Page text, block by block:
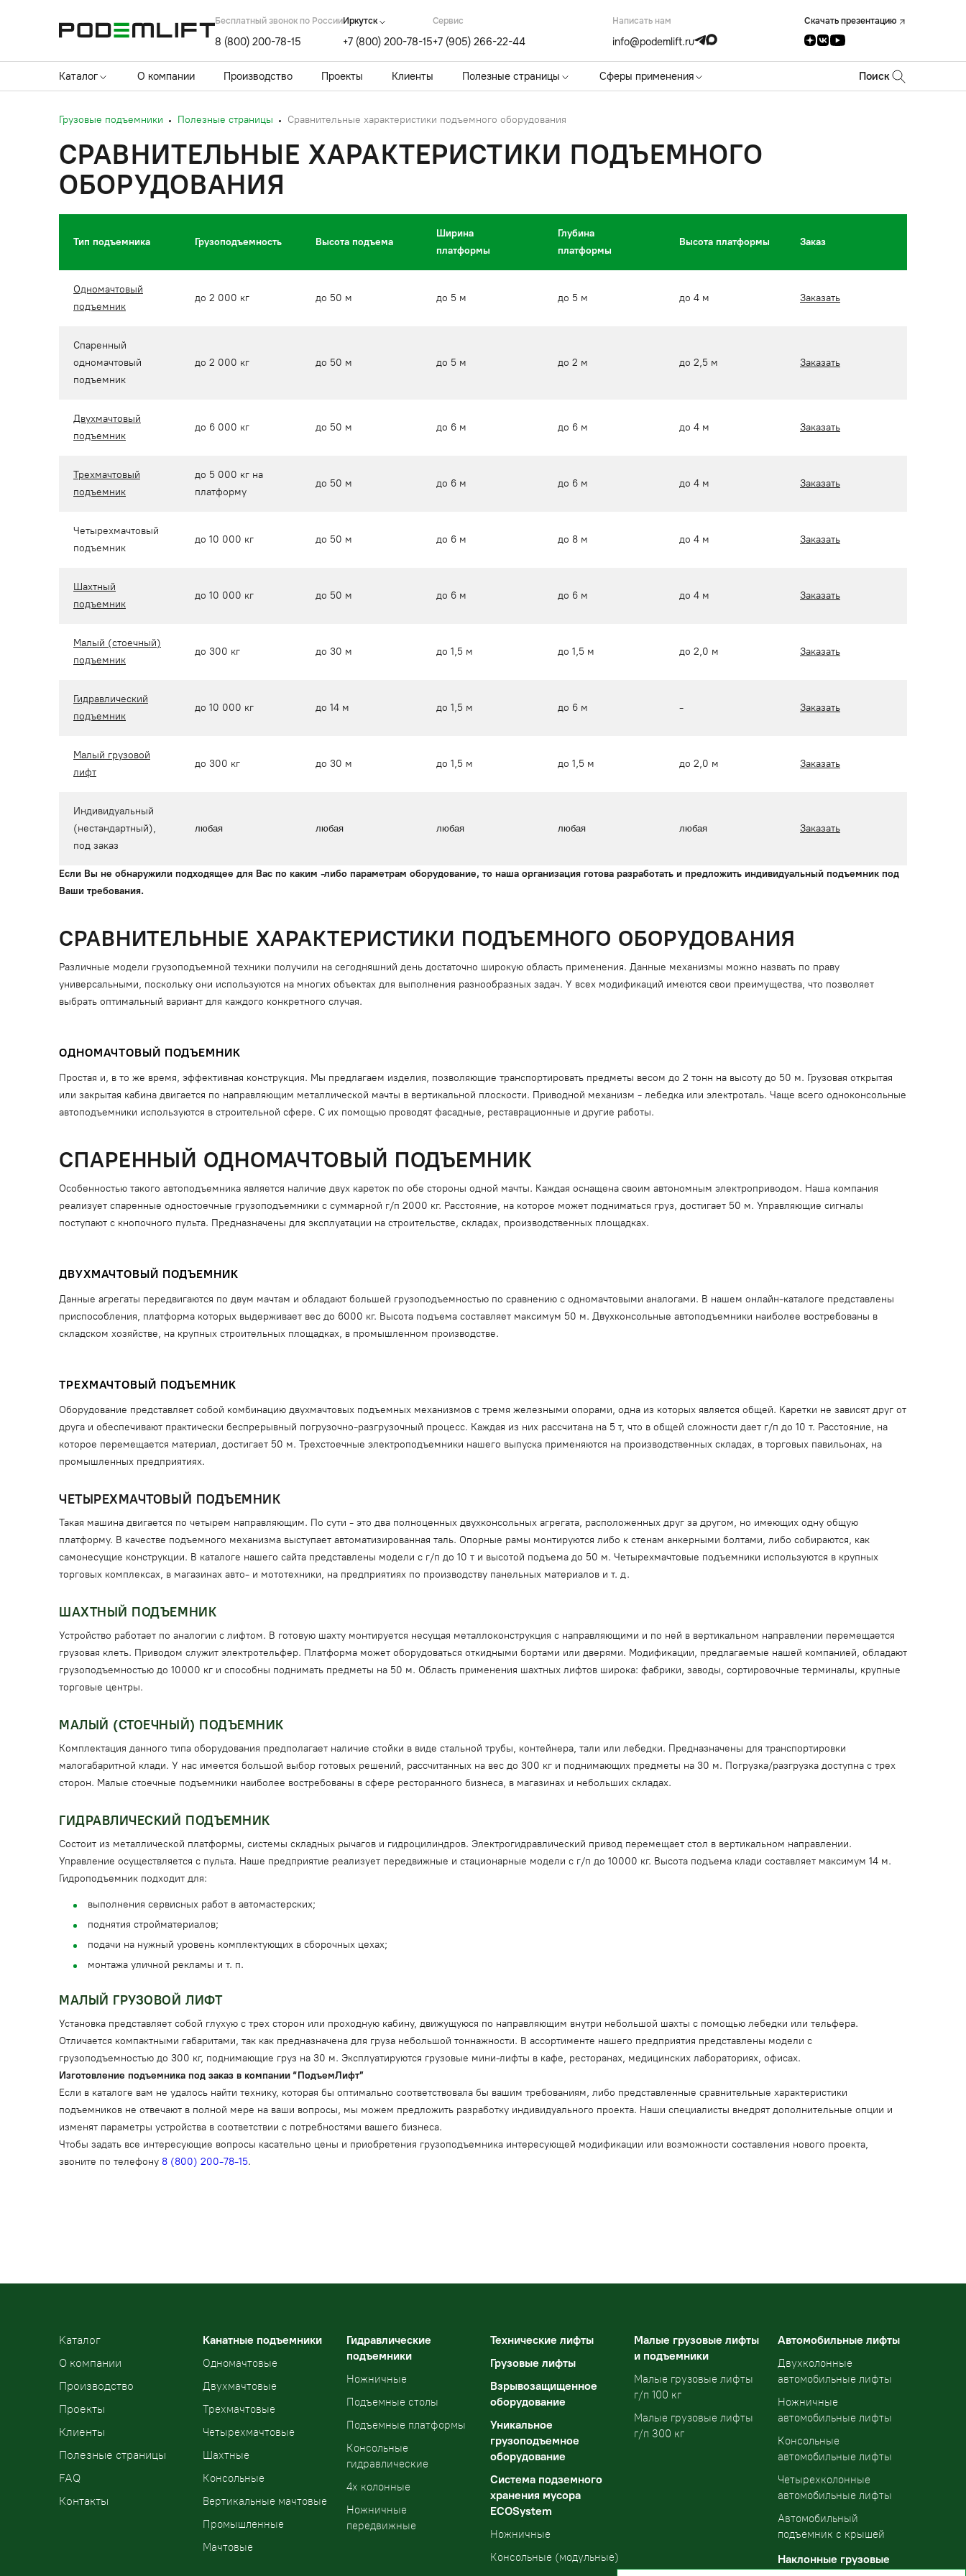
Бесплатный звонок по России
8 (800) 200-78-15
Иркутск
+7 (800) 200-78-15
Cервис
+7 (905) 266-22-44
Написать нам
info@podemlift.ru
Скачать презентацию
Каталог О компании Производство Проекты Клиенты Полезные страницы Сферы применения Поиск
Грузовые подъемники Полезные страницы Сравнительные характеристики подъемного оборудования
СРАВНИТЕЛЬНЫЕ ХАРАКТЕРИСТИКИ ПОДЪЕМНОГО
ОБОРУДОВАНИЯ
Тип подъемника Грузоподъемность Высота подъема
Ширина
платформы
Глубина
платформы
Высота платформы Заказ
Одномачтовый
подъемник
до 2 000 кг до 50 м до 5 м до 5 м до 4 м Заказать
Спаренный
одномачтовый
подъемник
до 2 000 кг до 50 м до 5 м до 2 м до 2,5 м Заказать
Двухмачтовый
подъемник
до 6 000 кг до 50 м до 6 м до 6 м до 4 м Заказать
Трехмачтовый
подъемник
до 5 000 кг на
платформу
до 50 м до 6 м до 6 м до 4 м Заказать
Четырехмачтовый
подъемник
до 10 000 кг до 50 м до 6 м до 8 м до 4 м Заказать
Шахтный
подъемник
до 10 000 кг до 50 м до 6 м до 6 м до 4 м Заказать
Малый (стоечный)
подъемник
до 300 кг до 30 м до 1,5 м до 1,5 м до 2,0 м Заказать
Гидравлический
подъемник
до 10 000 кг до 14 м до 1,5 м до 6 м - Заказать
Малый грузовой
лифт
до 300 кг до 30 м до 1,5 м до 1,5 м до 2,0 м Заказать
Индивидуальный
(нестандартный),
под заказ
любая любая любая любая любая Заказать
Если Вы не обнаружили подходящее для Вас по каким -либо параметрам оборудование, то наша организация готова разработать и предложить индивидуальный подъемник под
Ваши требования.
СРАВНИТЕЛЬНЫЕ ХАРАКТЕРИСТИКИ ПОДЪЕМНОГО ОБОРУДОВАНИЯ
Различные модели грузоподъемной техники получили на сегодняшний день достаточно широкую область применения. Данные механизмы можно назвать по праву
универсальными, поскольку они используются на многих объектах для выполнения разнообразных задач. У всех модификаций имеются свои преимущества, что позволяет
выбрать оптимальный вариант для каждого конкретного случая.
ОДНОМАЧТОВЫЙ ПОДЪЕМНИК
Простая и, в то же время, эффективная конструкция. Мы предлагаем изделия, позволяющие транспортировать предметы весом до 2 тонн на высоту до 50 м. Грузовая открытая
или закрытая кабина двигается по направляющим металлической мачты в вертикальной плоскости. Приводной механизм - лебедка или электроталь. Чаще всего одноконсольные
автоподъемники используются в строительной сфере. С их помощью проводят фасадные, реставрационные и другие работы.
СПАРЕННЫЙ ОДНОМАЧТОВЫЙ ПОДЪЕМНИК
Особенностью такого автоподъемника является наличие двух кареток по обе стороны одной мачты. Каждая оснащена своим автономным электроприводом. Наша компания
реализует спаренные одностоечные грузоподъемники с суммарной г/п 2000 кг. Расстояние, на которое может подниматься груз, достигает 50 м. Управляющие сигналы
поступают с кнопочного пульта. Предназначены для эксплуатации на строительстве, складах, производственных площадках.
ДВУХМАЧТОВЫЙ ПОДЪЕМНИК
Данные агрегаты передвигаются по двум мачтам и обладают большей грузоподъемностью по сравнению с одномачтовыми аналогами. В нашем онлайн-каталоге представлены
приспособления, платформа которых выдерживает вес до 6000 кг. Высота подъема составляет максимум 50 м. Двухконсольные автоподъемники наиболее востребованы в
складском хозяйстве, на крупных строительных площадках, в промышленном производстве.
ТРЕХМАЧТОВЫЙ ПОДЪЕМНИК
Оборудование представляет собой комбинацию двухмачтовых подъемных механизмов с тремя железными опорами, одна из которых является общей. Каретки не зависят друг от
друга и обеспечивают практически беспрерывный погрузочно-разгрузочный процесс. Каждая из них рассчитана на 5 т, что в общей сложности дает г/п до 10 т. Расстояние, на
которое перемещается материал, достигает 50 м. Трехстоечные электроподъемники нашего выпуска применяются на производственных складах, в торговых павильонах, на
промышленных предприятиях.
ЧЕТЫРЕХМАЧТОВЫЙ ПОДЪЕМНИК
Такая машина двигается по четырем направляющим. По сути - это два полноценных двухконсольных агрегата, расположенных друг за другом, но имеющих одну общую
платформу. В качестве подъемного механизма выступает автоматизированная таль. Опорные рамы монтируются либо к стенам анкерными болтами, либо собираются, как
самонесущие конструкции. В каталоге нашего сайта представлены модели с г/п до 10 т и высотой подъема до 50 м. Четырехмачтовые подъемники используются в крупных
торговых комплексах, в магазинах авто- и мототехники, на предприятиях по производству панельных материалов и т. д.
ШАХТНЫЙ ПОДЪЕМНИК
Устройство работает по аналогии с лифтом. В готовую шахту монтируется несущая металлоконструкция с направляющими и по ней в вертикальном направлении перемещается
грузовая клеть. Приводом служит электротельфер. Платформа может оборудоваться откидными бортами или дверями. Модификации, предлагаемые нашей компанией, обладают
грузоподъемностью до 10000 кг и способны поднимать предметы на 50 м. Область применения шахтных лифтов широка: фабрики, заводы, сортировочные терминалы, крупные
торговые центры.
МАЛЫЙ (СТОЕЧНЫЙ) ПОДЪЕМНИК
Комплектация данного типа оборудования предполагает наличие стойки в виде стальной трубы, контейнера, тали или лебедки. Предназначены для транспортировки
малогабаритной клади. У нас имеется большой выбор готовых решений, рассчитанных на вес до 300 кг и поднимающих предметы на 30 м. Погрузка/разгрузка доступна с трех
сторон. Малые стоечные подъемники наиболее востребованы в сфере ресторанного бизнеса, в магазинах и небольших складах.
ГИДРАВЛИЧЕСКИЙ ПОДЪЕМНИК
Состоит из металлической платформы, системы складных рычагов и гидроцилиндров. Электрогидравлический привод перемещает стол в вертикальном направлении.
Управление осуществляется с пульта. Наше предприятие реализует передвижные и стационарные модели с г/п до 10000 кг. Высота подъема клади составляет максимум 14 м.
Гидроподъемник подходит для:
выполнения сервисных работ в автомастерских;
поднятия стройматериалов;
подачи на нужный уровень комплектующих в сборочных цехах;
монтажа уличной рекламы и т. п.
МАЛЫЙ ГРУЗОВОЙ ЛИФТ
Установка представляет собой глухую с трех сторон или проходную кабину, движущуюся по направляющим внутри небольшой шахты с помощью лебедки или тельфера.
Отличается компактными габаритами, так как предназначена для груза небольшой тоннажности. В ассортименте нашего предприятия представлены модели с
грузоподъемностью до 300 кг, поднимающие груз на 30 м. Эксплуатируются грузовые мини-лифты в кафе, ресторанах, медицинских лабораториях, офисах.
Изготовление подъемника под заказ в компании “ПодъемЛифт”
Если в каталоге вам не удалось найти технику, которая бы оптимально соответствовала бы вашим требованиям, либо представленные сравнительные характеристики
подъемников не отвечают в полной мере на ваши вопросы, мы можем предложить разработку индивидуального проекта. Наши специалисты внедрят дополнительные опции и
изменят параметры устройства в соответствии с потребностями вашего бизнеса.
Чтобы задать все интересующие вопросы касательно цены и приобретения грузоподъемника интересующей модификации или возможности составления нового проекта,
звоните по телефону 8 (800) 200-78-15.
Kаталог
О компании
Производство
Проекты
Клиенты
Полезные страницы
FAQ
Контакты
Канатные подъемники
Одномачтовые
Двухмачтовые
Трехмачтовые
Четырехмачтовые
Шахтные
Консольные
Вертикальные мачтовые
Промышленные
Мачтовые
Гидравлические
подъемники
Ножничные
Подъемные столы
Подъемные платформы
Консольные
гидравлические
4х колонные
Ножничные
передвижные
Технические лифты
Грузовые лифты
Взрывозащищенное
оборудование
Уникальное
грузоподъемное
оборудование
Система подземного
хранения мусора
ECOSystem
Ножничные
Консольные (модульные)
Малые грузовые лифты
и подъемники
Малые грузовые лифты
г/п 100 кг
Малые грузовые лифты
г/п 300 кг
Автомобильные лифты
Двухколонные
автомобильные лифты
Ножничные
автомобильные лифты
Консольные
автомобильные лифты
Четырехколонные
автомобильные лифты
Автомобильный
подъемник с крышей
Наклонные грузовые